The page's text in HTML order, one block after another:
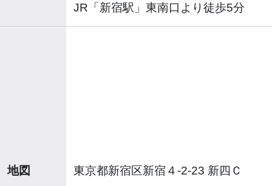
JR「新宿駅」東南口より徒歩5分
地図
東京都新宿区新宿４-2-23 新四Ｃ